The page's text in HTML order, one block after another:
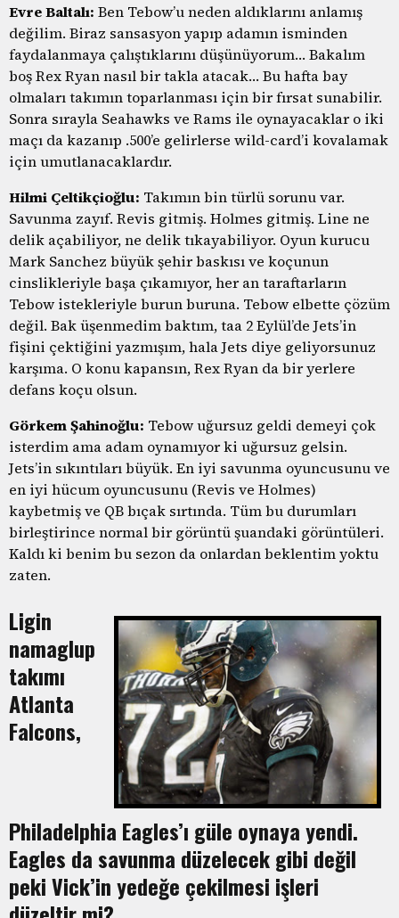
Evre Baltalı: Ben Tebow’u neden aldıklarını anlamış
değilim. Biraz sansasyon yapıp adamın isminden
faydalanmaya çalıştıklarını düşünüyorum… Bakalım
boş Rex Ryan nasıl bir takla atacak… Bu hafta bay
olmaları takımın toparlanması için bir fırsat sunabilir.
Sonra sırayla Seahawks ve Rams ile oynayacaklar o iki
maçı da kazanıp .500’e gelirlerse wild-card’i kovalamak
için umutlanacaklardır.
Hilmi Çeltikçioğlu: Takımın bin türlü sorunu var.
Savunma zayıf. Revis gitmiş. Holmes gitmiş. Line ne
delik açabiliyor, ne delik tıkayabiliyor. Oyun kurucu
Mark Sanchez büyük şehir baskısı ve koçunun
cinslikleriyle başa çıkamıyor, her an taraftarların
Tebow istekleriyle burun buruna. Tebow elbette çözüm
değil. Bak üşenmedim baktım, taa 2 Eylül’de Jets’in
fişini çektiğini yazmışım, hala Jets diye geliyorsunuz
karşıma. O konu kapansın, Rex Ryan da bir yerlere
defans koçu olsun.
Görkem Şahinoğlu: Tebow uğursuz geldi demeyi çok
isterdim ama adam oynamıyor ki uğursuz gelsin.
Jets’in sıkıntıları büyük. En iyi savunma oyuncusunu ve
en iyi hücum oyuncusunu (Revis ve Holmes)
kaybetmiş ve QB bıçak sırtında. Tüm bu durumları
birleştirince normal bir görüntü şuandaki görüntüleri.
Kaldı ki benim bu sezon da onlardan beklentim yoktu
zaten.
Ligin
namaglup
takımı
Atlanta
Falcons,
Philadelphia Eagles’ı güle oynaya yendi.
Eagles da savunma düzelecek gibi değil
peki Vick’in yedeğe çekilmesi işleri